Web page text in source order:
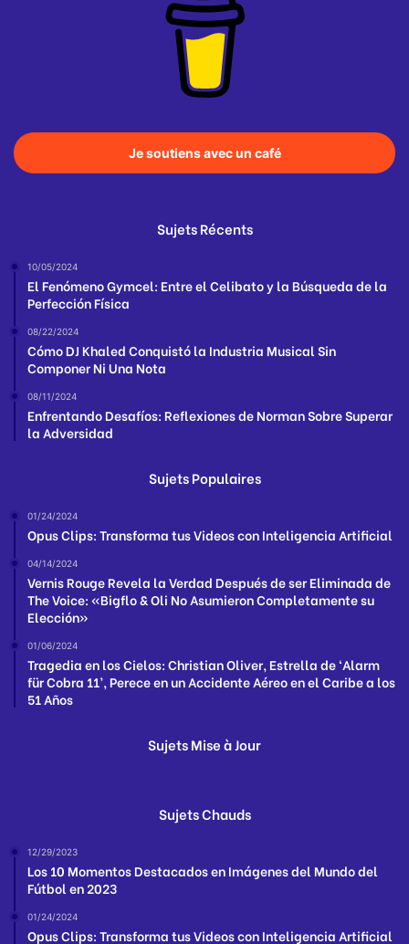
Je soutiens avec un café
Sujets Récents
10/05/2024
El Fenómeno Gymcel: Entre el Celibato y la Búsqueda de la
Perfección Física
08/22/2024
Cómo DJ Khaled Conquistó la Industria Musical Sin
Componer Ni Una Nota
08/11/2024
Enfrentando Desafíos: Reflexiones de Norman Sobre Superar
la Adversidad
Sujets Populaires
01/24/2024
Opus Clips: Transforma tus Videos con Inteligencia Artificial
04/14/2024
Vernis Rouge Revela la Verdad Después de ser Eliminada de
The Voice: «Bigflo & Oli No Asumieron Completamente su
Elección»
01/06/2024
Tragedia en los Cielos: Christian Oliver, Estrella de ‘Alarm
für Cobra 11’, Perece en un Accidente Aéreo en el Caribe a los
51 Años
Sujets Mise à Jour
Sujets Chauds
12/29/2023
Los 10 Momentos Destacados en Imágenes del Mundo del
Fútbol en 2023
01/24/2024
Opus Clips: Transforma tus Videos con Inteligencia Artificial